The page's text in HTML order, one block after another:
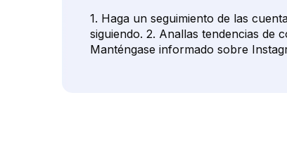
1. Haga un seguimiento de las
siguiendo. 2. Anallas tendencias de
Manténgase informado sobre